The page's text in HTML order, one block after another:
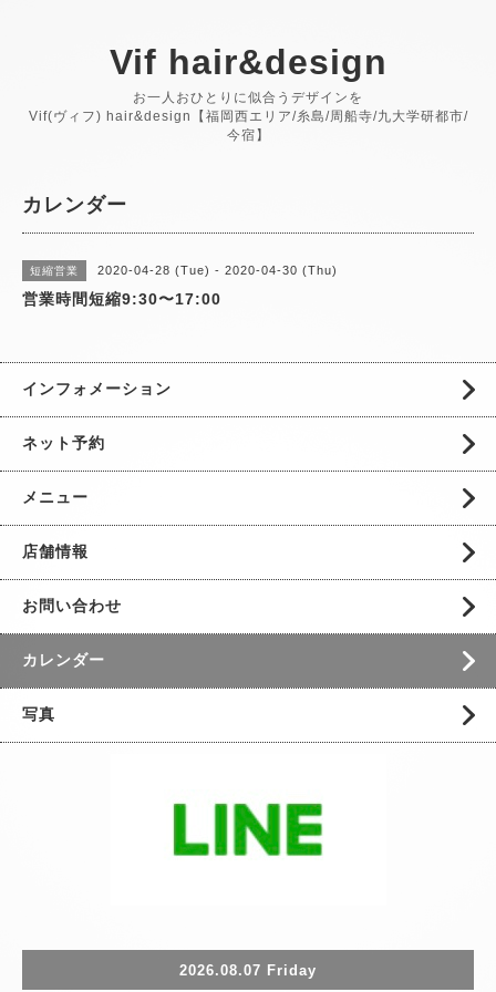
Vif hair&design
お一人おひとりに似合うデザインを
Vif(ヴィフ) hair&design【福岡西エリア/糸島/周船寺/九大学研都市/
今宿】
カレンダー
短縮営業 2020-04-28 (Tue) - 2020-04-30 (Thu)
営業時間短縮9:30〜17:00
インフォメーション
ネット予約
メニュー
店舗情報
お問い合わせ
カレンダー
写真
2026.08.07 Friday